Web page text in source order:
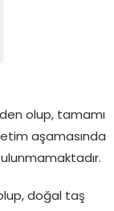
olup, tamamı
aşamasında
doğal taş